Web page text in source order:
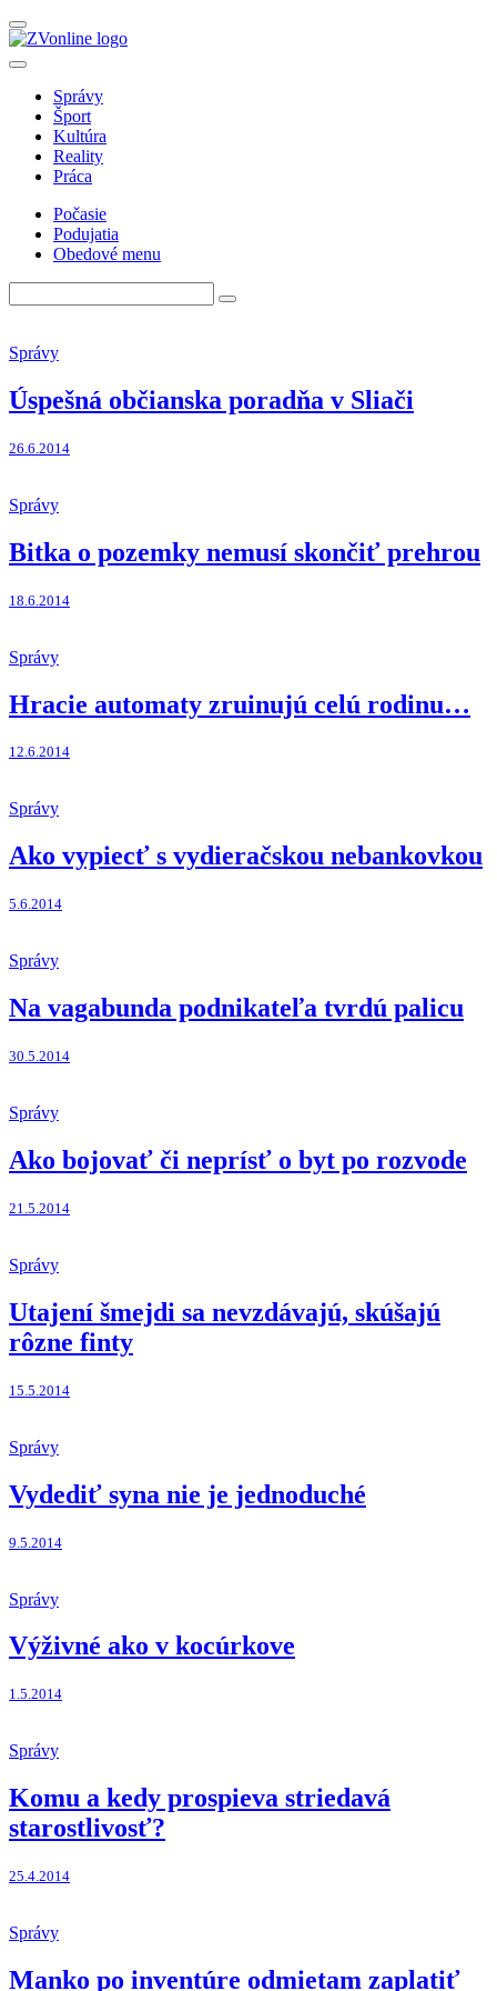
Správy
Šport
Kultúra
Reality
Práca
Počasie
Podujatia
Obedové menu
Správy
Úspešná občianska poradňa v Sliači
26.6.2014
Správy
Bitka o pozemky nemusí skončiť prehrou
18.6.2014
Správy
Hracie automaty zruinujú celú rodinu…
12.6.2014
Správy
Ako vypiecť s vydieračskou nebankovkou
5.6.2014
Správy
Na vagabunda podnikateľa tvrdú palicu
30.5.2014
Správy
Ako bojovať či neprísť o byt po rozvode
21.5.2014
Správy
Utajení šmejdi sa nevzdávajú, skúšajú
rôzne finty
15.5.2014
Správy
Vydediť syna nie je jednoduché
9.5.2014
Správy
Výživné ako v kocúrkove
1.5.2014
Správy
Komu a kedy prospieva striedavá
starostlivosť?
25.4.2014
Správy
Manko po inventúre odmietam zaplatiť